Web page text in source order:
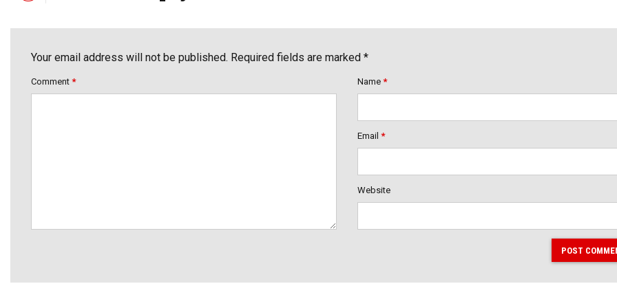
Your email address will not be published. Required fields are marked *
Comment * Name *
Email *
Website
POST